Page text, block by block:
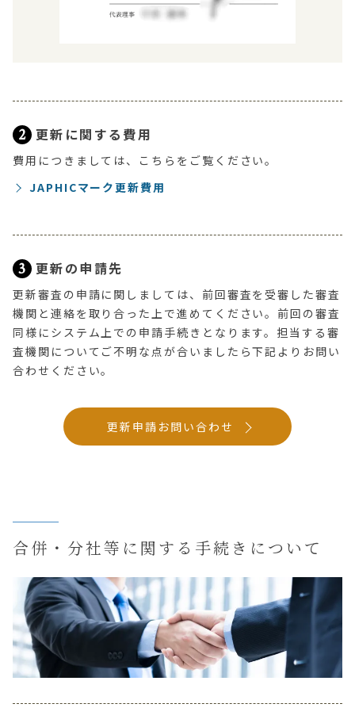
2 更新に関する費用
費用につきましては、こちらをご覧ください。
JAPHICマーク更新費用
3 更新の申請先
更新審査の申請に関しましては、前回審査を受審した審査
機関と連絡を取り合った上で進めてください。前回の審査
同様にシステム上での申請手続きとなります。担当する審
査機関についてご不明な点が合いましたら下記よりお問い
合わせください。
更新申請お問い合わせ
合併・分社等に関する手続きについて